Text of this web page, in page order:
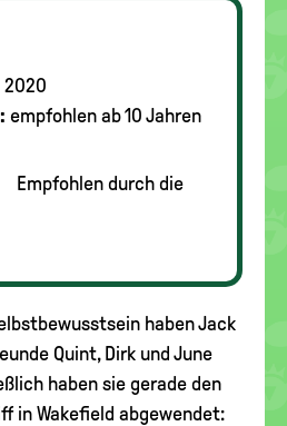
2020
empfohlen ab 10 Jahren
Empfohlen durch die
haben Jack
Quint, Dirk und June
haben sie gerade den
in Wakefield abgewendet: